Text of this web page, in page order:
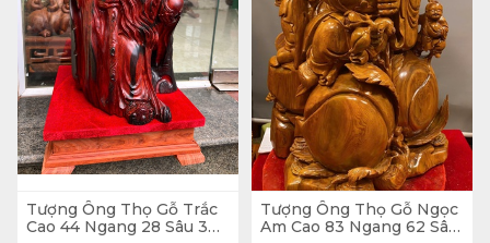
Tượng Ông Thọ Gỗ Trắc
Cao 44 Ngang 28 Sâu 30
Tượng Ông Thọ Gỗ Ngọc
Am Cao 83 Ngang 62 Sâu